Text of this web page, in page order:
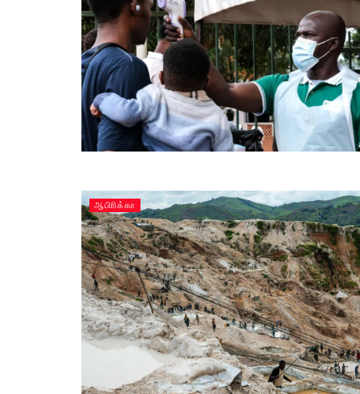
ஆபிாிக்கா